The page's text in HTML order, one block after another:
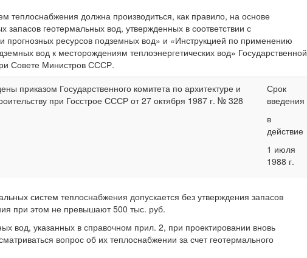
теплоснабжения должна производиться, как правило, на основе
запасов геотермальных вод, утвержденных в соответствии с
прогнозных ресурсов подземных вод» и «Инструкцией по применению
вод к месторождениям теплоэнергетических вод» Государственной
Совете Министров СССР.
приказом Государственного комитета по архитектуре и
при Госстрое СССР от 27 октября 1987 г. № 328
Срок
введения
в
действие
1 июля
1988 г.
систем теплоснабжения допускается без утверждения запасов
при этом не превышают 500 тыс. руб.
вод, указанных в справочном прил. 2, при проектировании вновь
вопрос об их теплоснабжении за счет геотермального